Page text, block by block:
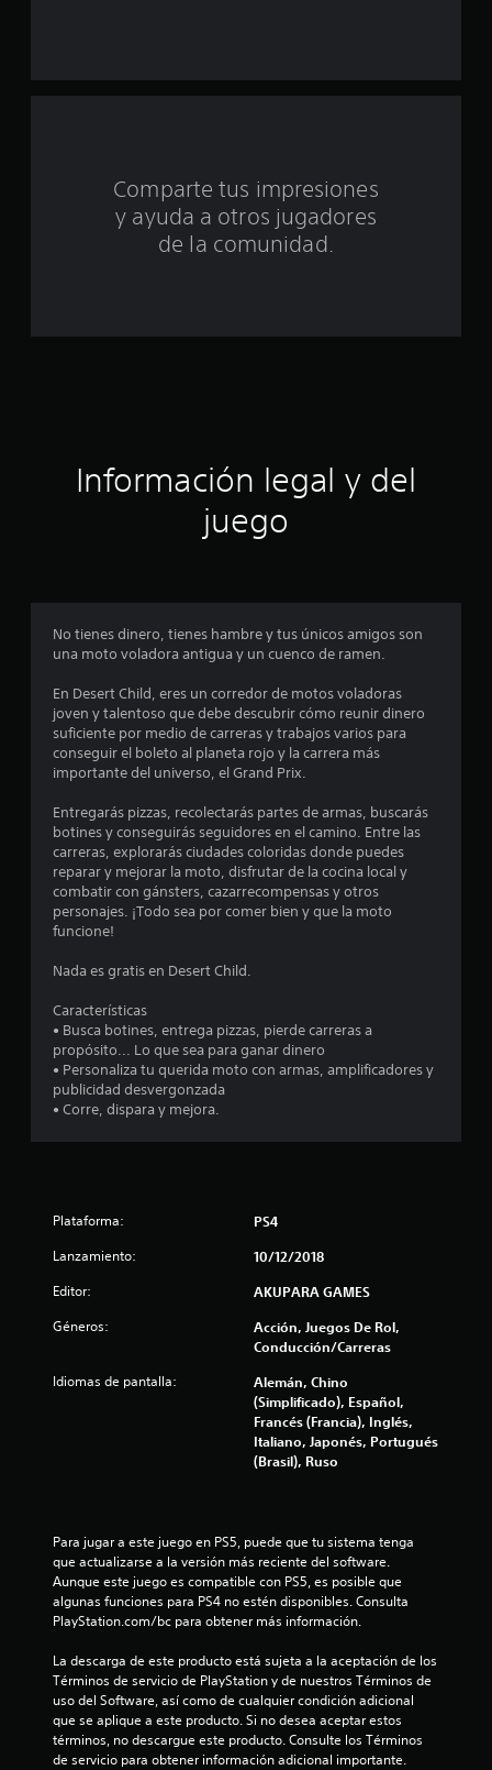
u
i
o
e
s
t
e
l
n
0
i
c
i
n
e
s
Comparte tus impresiones
y ayuda a otros jugadores
de la comunidad.
Información legal y del
juego
No tienes dinero, tienes hambre y tus únicos amigos son
una moto voladora antigua y un cuenco de ramen.
En Desert Child, eres un corredor de motos voladoras
joven y talentoso que debe descubrir cómo reunir dinero
suficiente por medio de carreras y trabajos varios para
conseguir el boleto al planeta rojo y la carrera más
importante del universo, el Grand Prix.
Entregarás pizzas, recolectarás partes de armas, buscarás
botines y conseguirás seguidores en el camino. Entre las
carreras, explorarás ciudades coloridas donde puedes
reparar y mejorar la moto, disfrutar de la cocina local y
combatir con gánsters, cazarrecompensas y otros
personajes. ¡Todo sea por comer bien y que la moto
funcione!
Nada es gratis en Desert Child.
Características
• Busca botines, entrega pizzas, pierde carreras a
propósito... Lo que sea para ganar dinero
• Personaliza tu querida moto con armas, amplificadores y
publicidad desvergonzada
• Corre, dispara y mejora.
Plataforma: PS4
Lanzamiento: 10/12/2018
Editor: AKUPARA GAMES
Géneros:
Acción, Juegos De Rol,
Conducción/Carreras
Idiomas de pantalla:
Alemán, Chino
(Simplificado), Español,
Francés (Francia), Inglés,
Italiano, Japonés, Portugués
(Brasil), Ruso
Para jugar a este juego en PS5, puede que tu sistema tenga
que actualizarse a la versión más reciente del software.
Aunque este juego es compatible con PS5, es posible que
algunas funciones para PS4 no estén disponibles. Consulta
PlayStation.com/bc para obtener más información.
La descarga de este producto está sujeta a la aceptación de los
Términos de servicio de PlayStation y de nuestros Términos de
uso del Software, así como de cualquier condición adicional
que se aplique a este producto. Si no desea aceptar estos
términos, no descargue este producto. Consulte los Términos
de servicio para obtener información adicional importante.